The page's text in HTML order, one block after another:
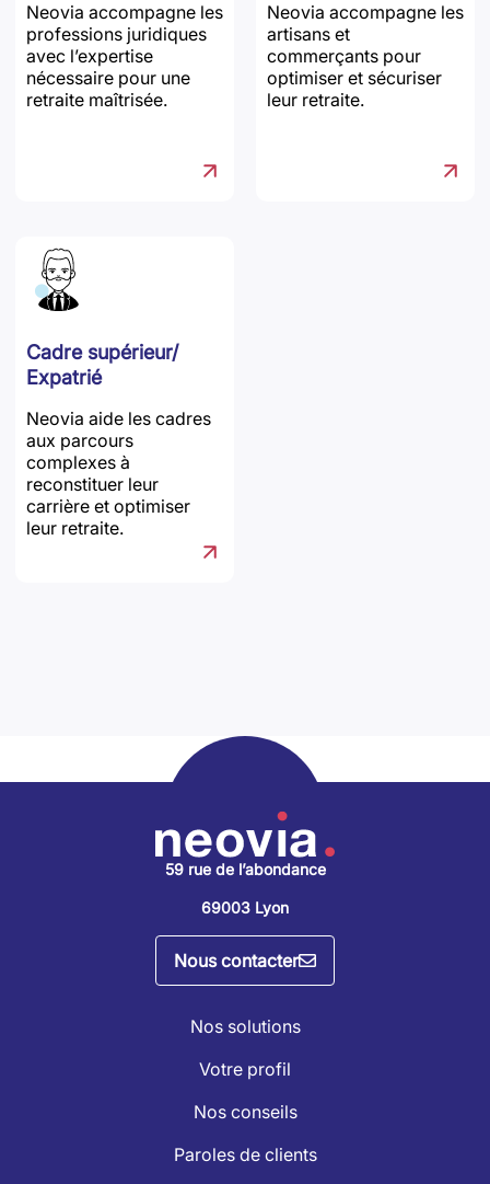
Neovia accompagne les
professions juridiques
avec l’expertise
nécessaire pour une
retraite maîtrisée.
Neovia accompagne les
artisans et
commerçants pour
optimiser et sécuriser
leur retraite.
Cadre supérieur/
Expatrié
Neovia aide les cadres
aux parcours
complexes à
reconstituer leur
carrière et optimiser
leur retraite.
59 rue de l’abondance
69003 Lyon
Nous contacter
Nos solutions
Votre profil
Nos conseils
Paroles de clients